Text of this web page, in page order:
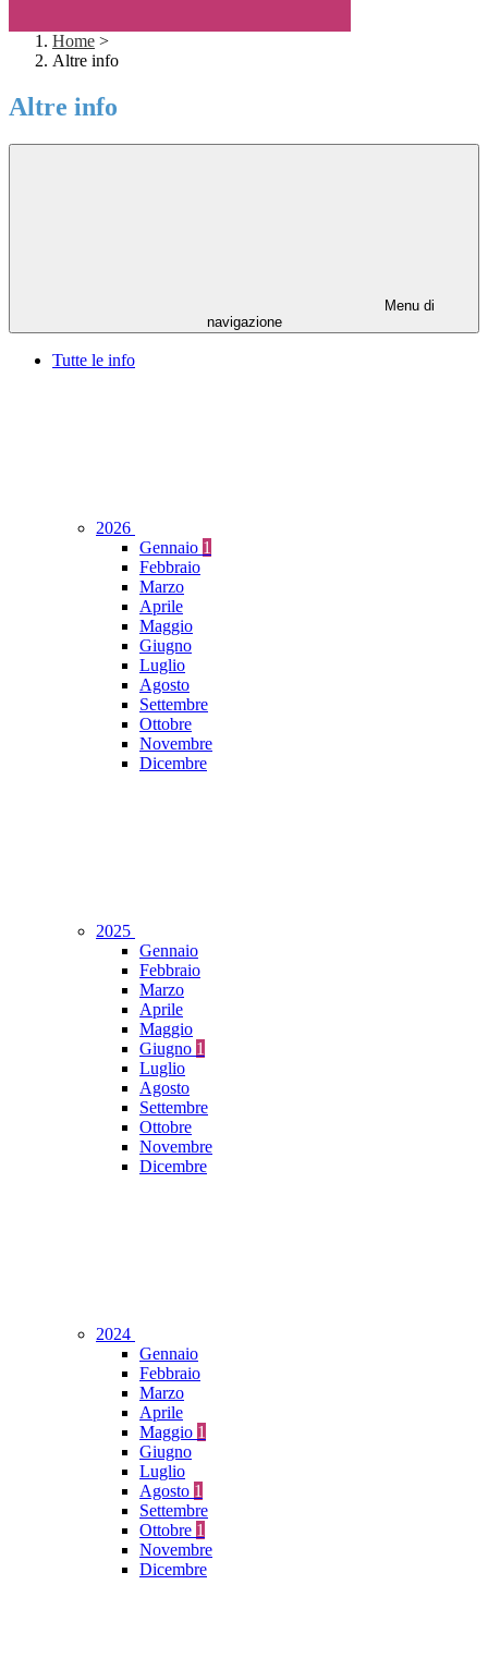
Home >
Altre info
Altre info
Menu di
navigazione
Tutte le info
2026
Gennaio 1
Febbraio
Marzo
Aprile
Maggio
Giugno
Luglio
Agosto
Settembre
Ottobre
Novembre
Dicembre
2025
Gennaio
Febbraio
Marzo
Aprile
Maggio
Giugno 1
Luglio
Agosto
Settembre
Ottobre
Novembre
Dicembre
2024
Gennaio
Febbraio
Marzo
Aprile
Maggio 1
Giugno
Luglio
Agosto 1
Settembre
Ottobre 1
Novembre
Dicembre